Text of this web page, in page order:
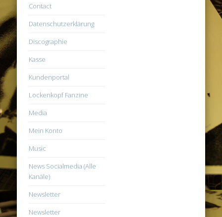
Contact
Datenschutzerklärung
Discographie
Kasse
Kundenportal
Lockenkopf Fanzine
Media
Mein Konto
Music
News Socialmedia (Alle
Kanäle)
Newsletter
Newsletter